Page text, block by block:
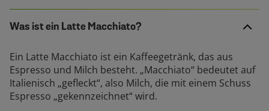
Was ist ein Latte Macchiato?
Ein Latte Macchiato ist ein Kaffeegetränk, das aus
Espresso und Milch besteht. „Macchiato“ bedeutet auf
Italienisch „gefleckt“, also Milch, die mit einem Schuss
Espresso „gekennzeichnet“ wird.